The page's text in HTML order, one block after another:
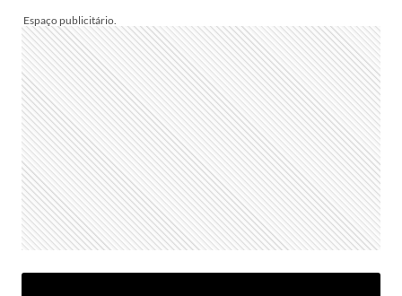
NA
PRÓXIMA
TEMPORADA